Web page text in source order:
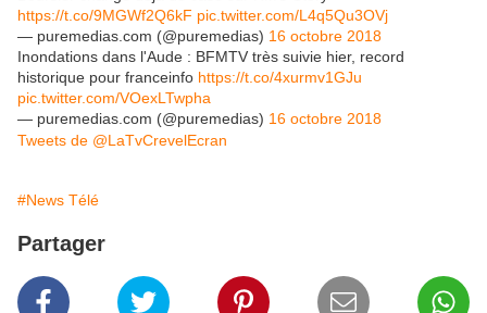
https://t.co/9MGWf2Q6kF pic.twitter.com/L4q5Qu3OVj
— puremedias.com (@puremedias) 16 octobre 2018
Inondations dans l'Aude : BFMTV très suivie hier, record
historique pour franceinfo https://t.co/4xurmv1GJu
pic.twitter.com/VOexLTwpha
— puremedias.com (@puremedias) 16 octobre 2018
Tweets de @LaTvCrevelEcran
#News Télé
Partager